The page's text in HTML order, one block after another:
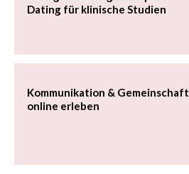
Dating für klinische Studien
Kommunikation & Gemeinschaft
online erleben